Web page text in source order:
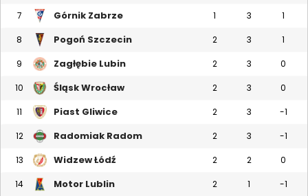
7 Górnik Zabrze 1 3 1
8 Pogoń Szczecin 2 3 1
9 Zagłębie Lubin 2 3 0
10 Śląsk Wrocław 2 3 0
11 Piast Gliwice 2 3 -1
12 Radomiak Radom 2 3 -1
13 Widzew Łódź 2 2 0
14 Motor Lublin 2 1 -1